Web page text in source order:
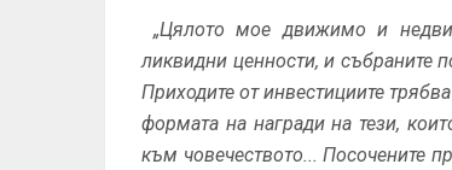
„Цялото мое движимо и
ликвидни ценности, и събраните
Приходите от инвестициите
формата на награди на тези,
към човечеството... Посочените